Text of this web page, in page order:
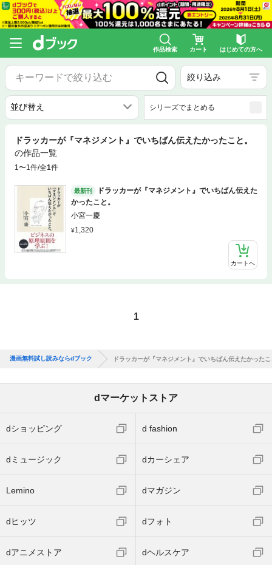
作品検索 カート はじめての方へ
絞り込み
シリーズでまとめる
ドラッカーが『マネジメント』でいちばん伝えたかったこと。
の作品一覧
1〜1件/全1件
最新刊
ドラッカーが『マネジメント』でいちばん伝えた
かったこと。
小宮一慶
1,320
カートへ
1
漫画無料試し読みならdブック ドラッカーが『マネジメント』でいちばん伝えたかったこ
dマーケットストア
dショッピング d fashion
dミュージック dカーシェア
Lemino dマガジン
dヒッツ dフォト
dアニメストア dヘルスケア